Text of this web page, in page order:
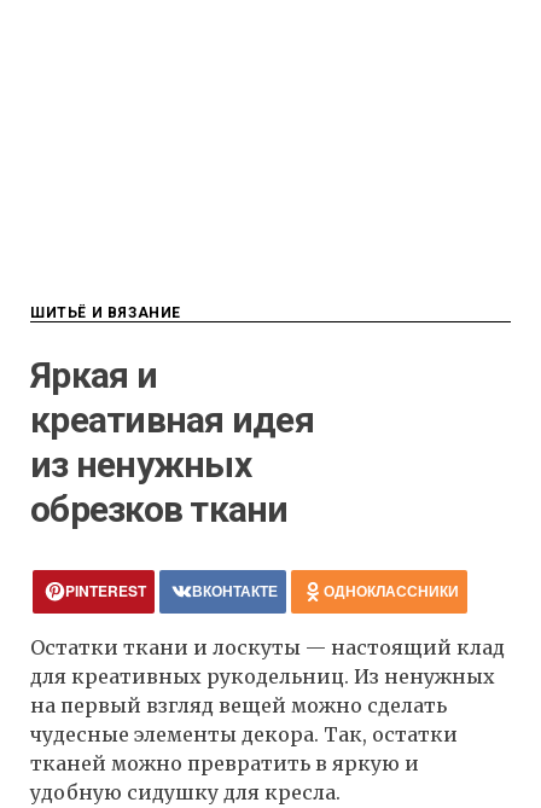
ШИТЬЁ И ВЯЗАНИЕ
Яркая и
креативная идея
из ненужных
обрезков ткани
PINTEREST ВКОНТАКТЕ ОДНОКЛАССНИКИ
Остатки ткани и лоскуты — настоящий клад
для креативных рукодельниц. Из ненужных
на первый взгляд вещей можно сделать
чудесные элементы декора. Так, остатки
тканей можно превратить в яркую и
удобную сидушку для кресла.